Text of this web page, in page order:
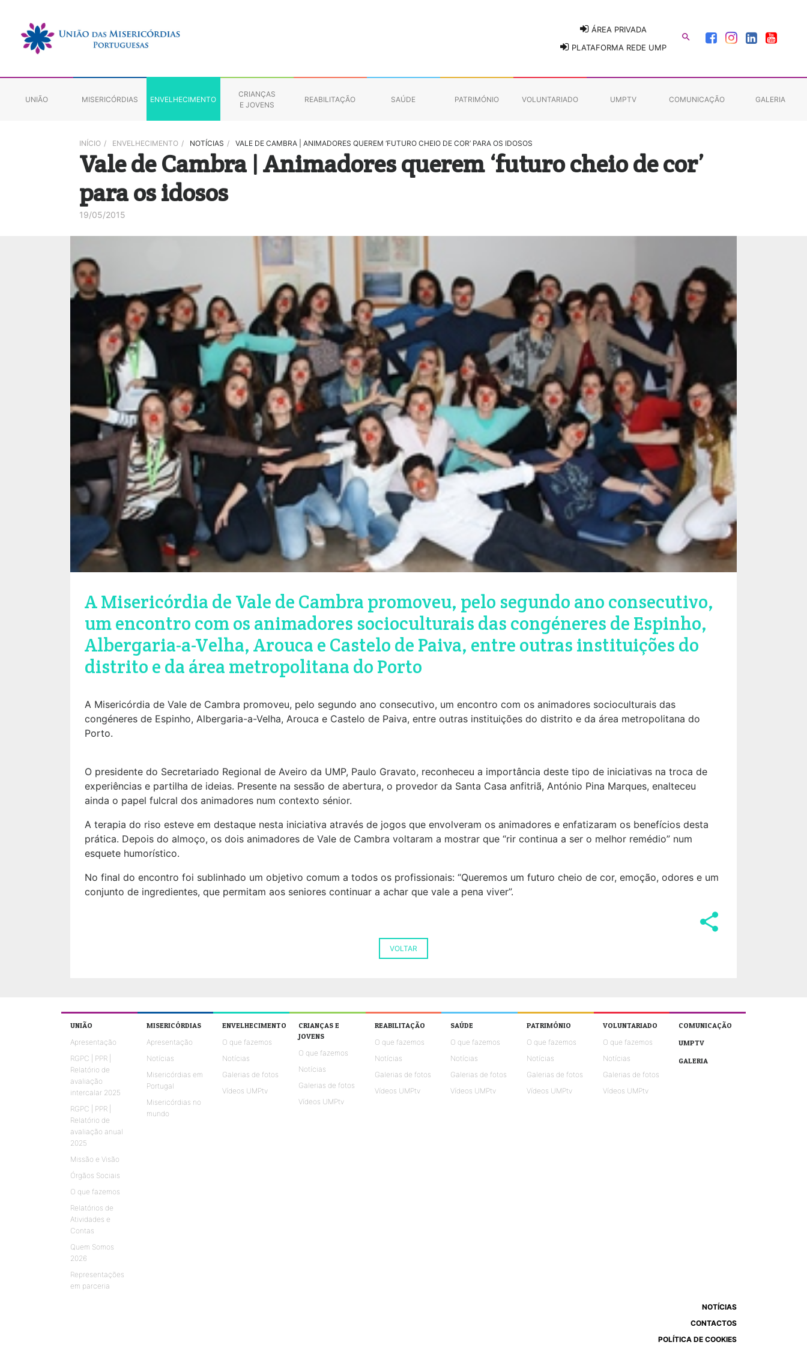
ÁREA PRIVADA
PLATAFORMA REDE UMP

UNIÃO MISERICÓRDIAS ENVELHECIMENTO
CRIANÇAS
E JOVENS
REABILITAÇÃO SAÚDE PATRIMÓNIO VOLUNTARIADO UMPTV COMUNICAÇÃO GALERIA
INÍCIO / ENVELHECIMENTO / NOTÍCIAS / VALE DE CAMBRA | ANIMADORES QUEREM ‘FUTURO CHEIO DE COR’ PARA OS IDOSOS
Vale de Cambra | Animadores querem ‘futuro cheio de cor’
para os idosos
19/05/2015
A Misericórdia de Vale de Cambra promoveu, pelo segundo ano consecutivo,
um encontro com os animadores socioculturais das congéneres de Espinho,
Albergaria-a-Velha, Arouca e Castelo de Paiva, entre outras instituições do
distrito e da área metropolitana do Porto
A Misericórdia de Vale de Cambra promoveu, pelo segundo ano consecutivo, um encontro com os animadores socioculturais das
congéneres de Espinho, Albergaria-a-Velha, Arouca e Castelo de Paiva, entre outras instituições do distrito e da área metropolitana do
Porto.
O presidente do Secretariado Regional de Aveiro da UMP, Paulo Gravato, reconheceu a importância deste tipo de iniciativas na troca de
experiências e partilha de ideias. Presente na sessão de abertura, o provedor da Santa Casa anfitriã, António Pina Marques, enalteceu
ainda o papel fulcral dos animadores num contexto sénior.
A terapia do riso esteve em destaque nesta iniciativa através de jogos que envolveram os animadores e enfatizaram os benefícios desta
prática. Depois do almoço, os dois animadores de Vale de Cambra voltaram a mostrar que “rir continua a ser o melhor remédio” num
esquete humorístico.
No final do encontro foi sublinhado um objetivo comum a todos os profissionais: “Queremos um futuro cheio de cor, emoção, odores e um
conjunto de ingredientes, que permitam aos seniores continuar a achar que vale a pena viver”.
share
VOLTAR
UNIÃO
Apresentação
RGPC | PPR |
Relatório de
avaliação
intercalar 2025
RGPC | PPR |
Relatório de
avaliação anual
2025
Missão e Visão
Órgãos Sociais
O que fazemos
Relatórios de
Atividades e
Contas
Quem Somos
2026
Representações
em parceria
MISERICÓRDIAS
Apresentação
Notícias
Misericórdias em
Portugal
Misericórdias no
mundo
ENVELHECIMENTO
O que fazemos
Notícias
Galerias de fotos
Vídeos UMPtv
CRIANÇAS E
JOVENS
O que fazemos
Notícias
Galerias de fotos
Vídeos UMPtv
REABILITAÇÃO
O que fazemos
Notícias
Galerias de fotos
Vídeos UMPtv
SAÚDE
O que fazemos
Notícias
Galerias de fotos
Vídeos UMPtv
PATRIMÓNIO
O que fazemos
Notícias
Galerias de fotos
Vídeos UMPtv
VOLUNTARIADO
O que fazemos
Notícias
Galerias de fotos
Vídeos UMPtv
COMUNICAÇÃO
UMPTV
GALERIA
NOTÍCIAS
CONTACTOS
POLÍTICA DE COOKIES